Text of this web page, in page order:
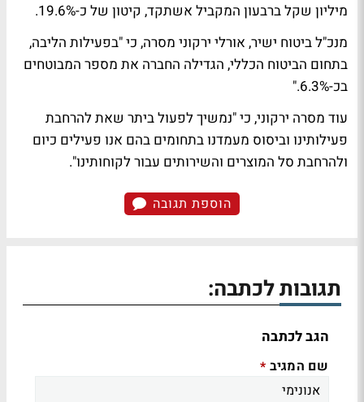
מיליון שקל ברבעון המקביל אשתקד, קיטון של כ-19.6%.
מנכ"ל ביטוח ישיר, אורלי ירקוני מסרה, כי "בפעילות הליבה,
בתחום הביטוח הכללי, הגדילה החברה את מספר המבוטחים
בכ-6.3%."
עוד מסרה ירקוני, כי "נמשיך לפעול ביתר שאת להרחבת
פעילותינו וביסוס מעמדנו בתחומים בהם אנו פעילים כיום
ולהרחבת סל המוצרים והשירותים עבור לקוחותינו".
הוספת תגובה
תגובות לכתבה:
הגב לכתבה
שם המגיב *